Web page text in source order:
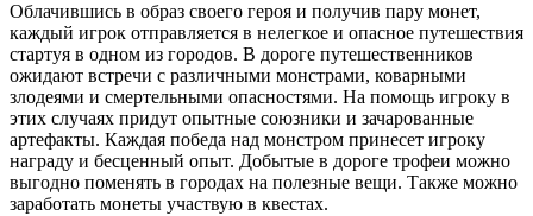
Облачившись в образ своего героя и получив пару монет,
каждый игрок отправляется в нелегкое и опасное путешествия
стартуя в одном из городов. В дороге путешественников
ожидают встречи с различными монстрами, коварными
злодеями и смертельными опасностями. На помощь игроку в
этих случаях придут опытные союзники и зачарованные
артефакты. Каждая победа над монстром принесет игроку
награду и бесценный опыт. Добытые в дороге трофеи можно
выгодно поменять в городах на полезные вещи. Также можно
заработать монеты участвую в квестах.